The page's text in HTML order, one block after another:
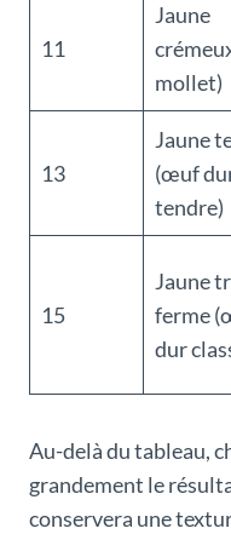
11
Jaune
mollet)
13
Jaune
(œuf
tendre)
15
Jaune
ferme
dur
Au-delà du tableau,
grandement le
conservera une